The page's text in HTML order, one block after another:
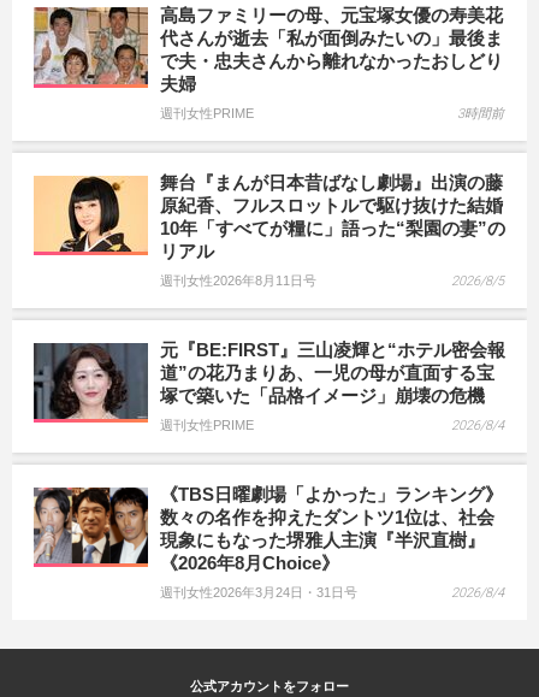
高島ファミリーの母、元宝塚女優の寿美花
代さんが逝去「私が面倒みたいの」最後ま
で夫・忠夫さんから離れなかったおしどり
夫婦
週刊女性PRIME 3時間前
舞台『まんが日本昔ばなし劇場』出演の藤
原紀香、フルスロットルで駆け抜けた結婚
10年「すべてが糧に」語った“梨園の妻”の
リアル
週刊女性2026年8月11日号 2026/8/5
元『BE:FIRST』三山凌輝と“ホテル密会報
道”の花乃まりあ、一児の母が直面する宝
塚で築いた「品格イメージ」崩壊の危機
週刊女性PRIME 2026/8/4
《TBS日曜劇場「よかった」ランキング》
数々の名作を抑えたダントツ1位は、社会
現象にもなった堺雅人主演『半沢直樹』
《2026年8月Choice》
週刊女性2026年3月24日・31日号 2026/8/4
公式アカウントをフォロー